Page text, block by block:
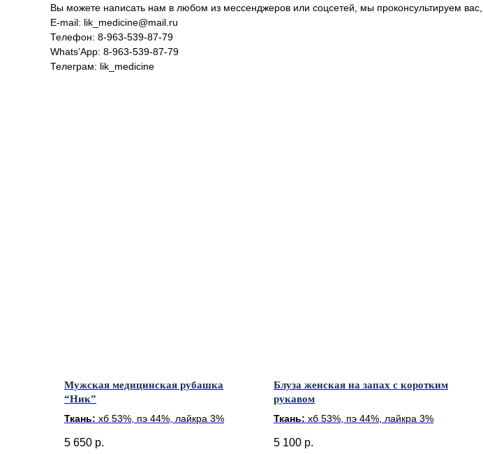
Вы можете написать нам в любом из мессенджеров или соцсетей, мы проконсультируем
E-mail: lik_medicine@mail.ru
Телефон: 8-963-539-87-79
Whats’App: 8-963-539-87-79
Телеграм: lik_medicine
Мужская медицинская рубашка
“Ник”
Ткань: хб 53%, пэ 44%, лайкра 3%
5 650 р.
Блуза женская на запах с коротким
рукавом
Ткань: хб 53%, пэ 44%, лайкра 3%
5 100 р.